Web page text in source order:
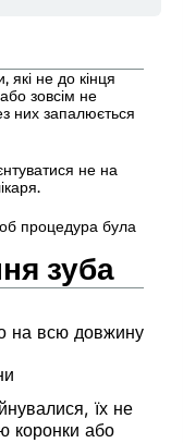
які не до кінця
зовсім не
них запалюється
не на
процедура була
зуба
на всю довжину
їх не
коронки або